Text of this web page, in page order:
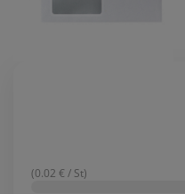
(0.02 € / St)